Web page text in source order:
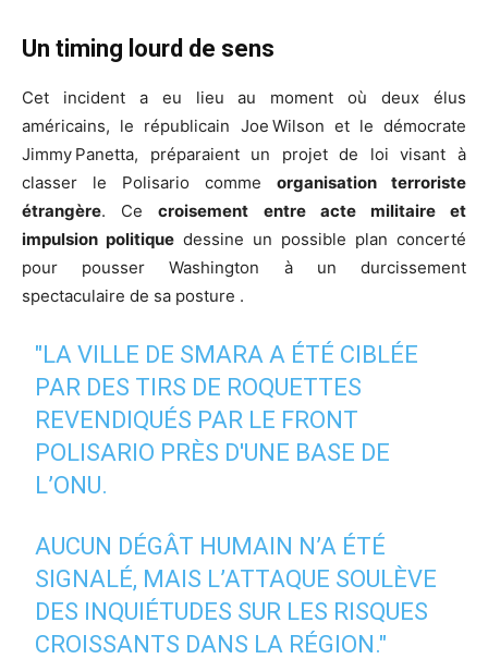
Un timing lourd de sens
Cet incident a eu lieu au moment où deux élus
américains, le républicain Joe Wilson et le démocrate
Jimmy Panetta, préparaient un projet de loi visant à
classer le Polisario comme organisation terroriste
étrangère. Cecroisement entre acte militaire et
impulsion politique dessine un possible plan concerté
pour pousser Washington à un durcissement
spectaculaire de sa posture .
"LA VILLE DE SMARA A ÉTÉ CIBLÉE
PAR DES TIRS DE ROQUETTES
REVENDIQUÉS PAR LE FRONT
POLISARIO PRÈS D'UNE BASE DE
L’ONU.
AUCUN DÉGÂT HUMAIN N’A ÉTÉ
SIGNALÉ, MAIS L’ATTAQUE SOULÈVE
DES INQUIÉTUDES SUR LES RISQUES
CROISSANTS DANS LA RÉGION."